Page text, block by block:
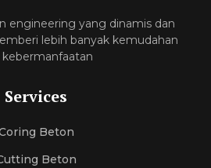
engineering yang dinamis dan
lebih banyak kemudahan
kebermanfaatan
Services
Beton
Beton